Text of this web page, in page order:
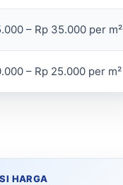
– Rp 35.000 per m²
– Rp 25.000 per m²
HARGA